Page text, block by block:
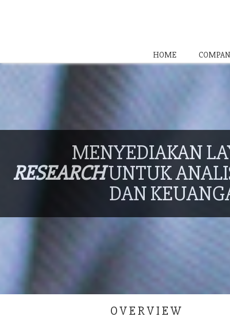
HOME
MENYEDIAKAN
RESEARCHUNTUK
DAN
O V E R V I E W